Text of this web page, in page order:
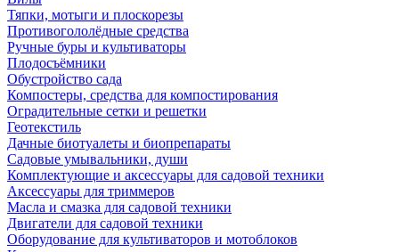
Тяпки, мотыги и плоскорезы
Противогололёдные средства
Ручные буры и культиваторы
Плодосъёмники
Обустройство сада
Компостеры, средства для компостирования
Оградительные сетки и решетки
Геотекстиль
Дачные биотуалеты и биопрепараты
Садовые умывальники, души
Комплектующие и аксессуары для садовой техники
Аксессуары для триммеров
Масла и смазка для садовой техники
Двигатели для садовой техники
Оборудование для культиваторов и мотоблоков